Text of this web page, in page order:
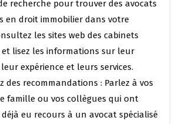
recherche pour trouver des avocats
en droit immobilier dans votre
les sites web des cabinets
et lisez les informations sur leur
expérience et leurs services.
des recommandations : Parlez à vos
famille ou vos collègues qui ont
eu recours à un avocat spécialisé